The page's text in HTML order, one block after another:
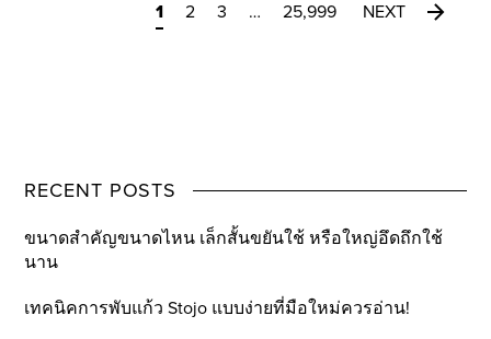
1 2 3 … 25,999 NEXT
RECENT POSTS
ขนาดสำคัญขนาดไหน เล็กสั้นขยันใช้ หรือใหญ่อึดถึกใช้
นาน
เทคนิคการพับแก้ว Stojo แบบง่ายที่มือใหม่ควรอ่าน!